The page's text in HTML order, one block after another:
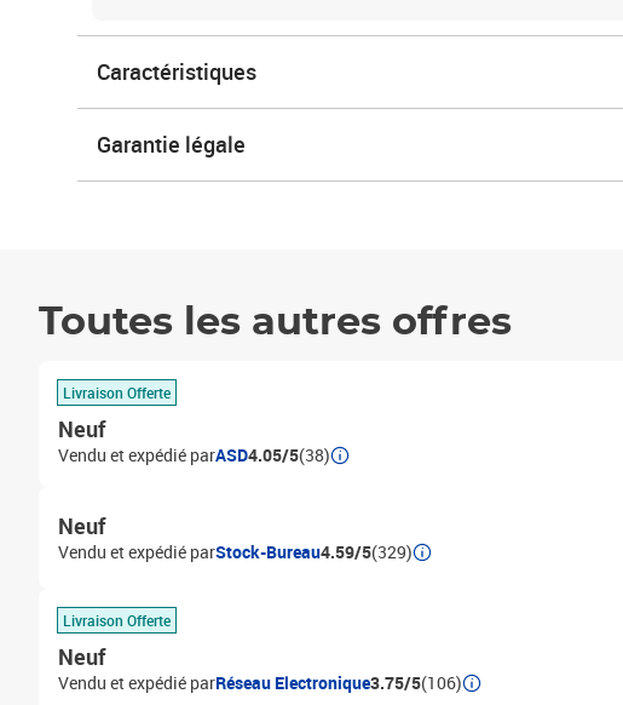
Caractéristiques
Garantie légale
Toutes les autres offres
Livraison Offerte
Neuf
Vendu et expédié parASD4.05/5(38)
Neuf
Vendu et expédié parStock-Bureau4.59/5(329)
Livraison Offerte
Neuf
Vendu et expédié parRéseau Electronique3.75/5(106)